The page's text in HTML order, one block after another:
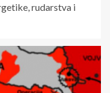
rudarstva i